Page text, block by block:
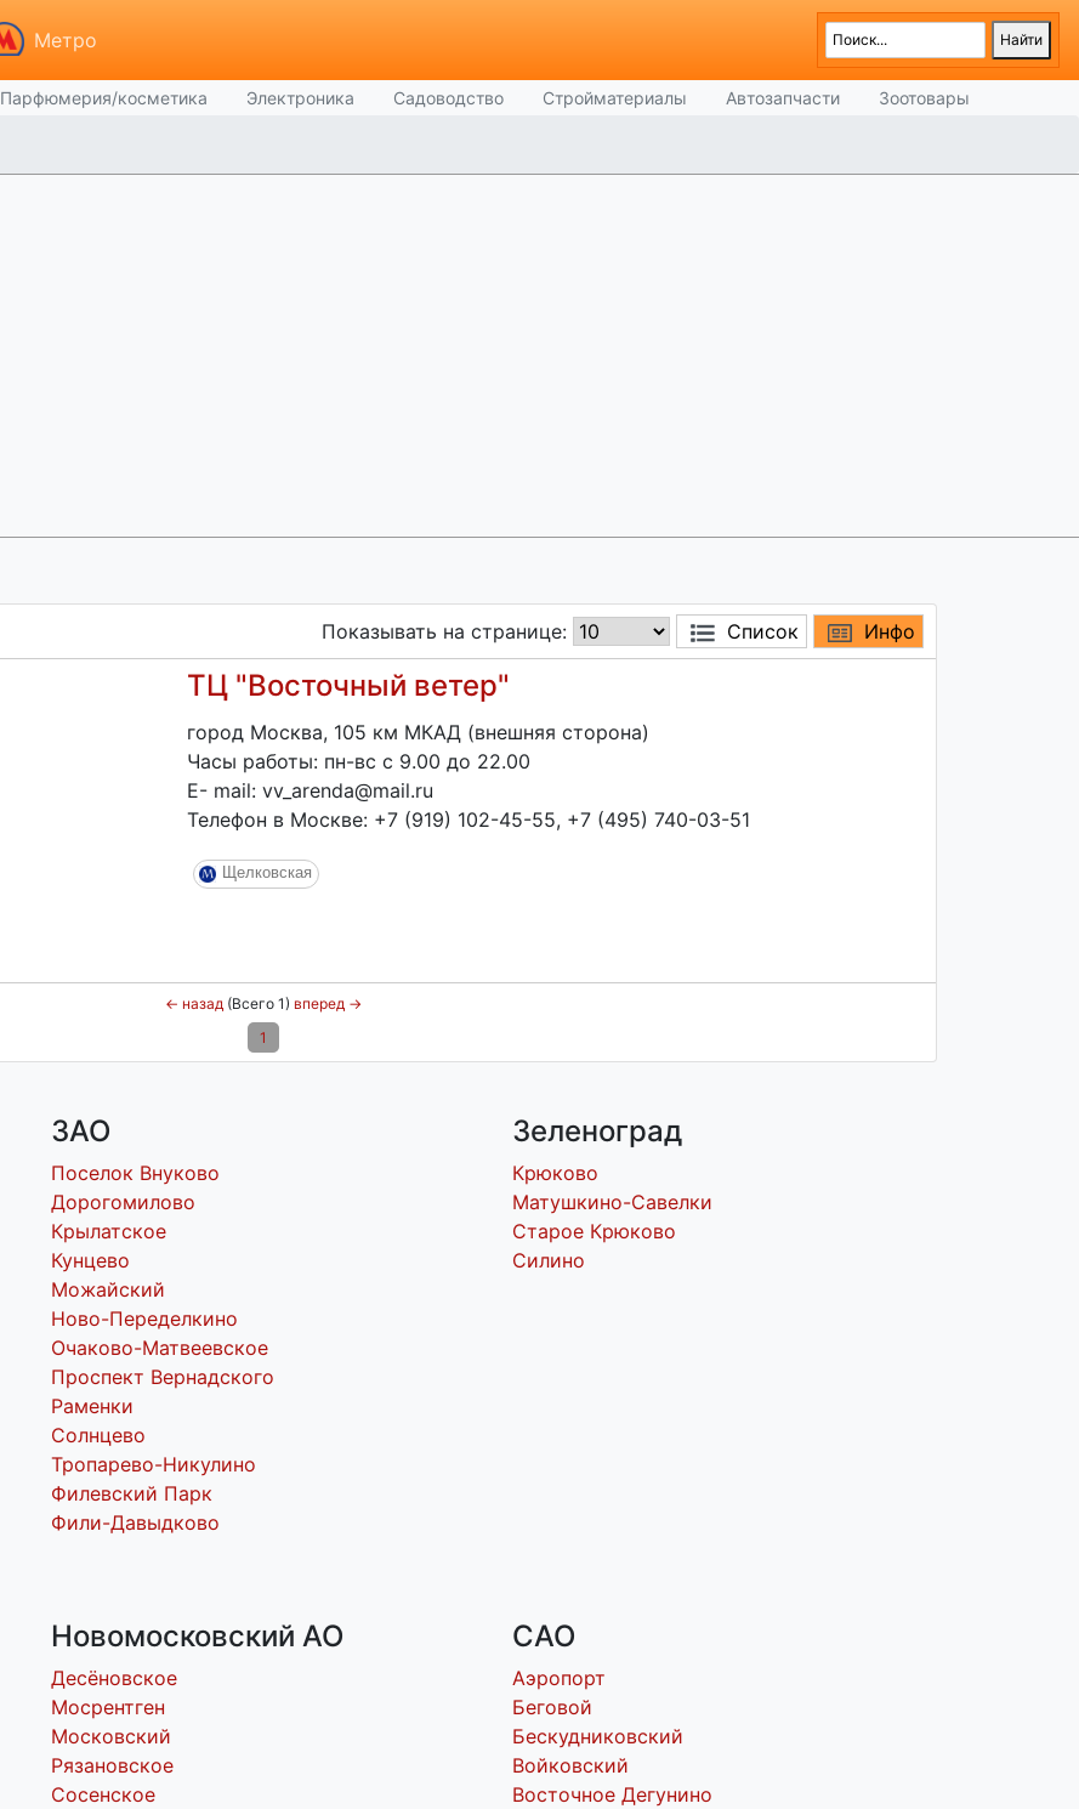
Метро
Парфюмерия/косметика Электроника Садоводство Стройматериалы Автозапчасти Зоотовары
Показывать на странице: Список Инфо
ТЦ "Восточный ветер"
город Москва, 105 км МКАД (внешняя сторона)
Часы работы: пн-вс с 9.00 до 22.00
E- mail: vv_arenda@mail.ru
Телефон в Москве: +7 (919) 102-45-55, +7 (495) 740-03-51
Щелковская
← назад (Всего 1) вперед →
1
ЗАО
Поселок Внуково
Дорогомилово
Крылатское
Кунцево
Можайский
Ново-Переделкино
Очаково-Матвеевское
Проспект Вернадского
Раменки
Солнцево
Тропарево-Никулино
Филевский Парк
Фили-Давыдково
Зеленоград
Крюково
Матушкино-Савелки
Старое Крюково
Силино
Новомосковский АО
Десёновское
Мосрентген
Московский
Рязановское
Сосенское
САО
Аэропорт
Беговой
Бескудниковский
Войковский
Восточное Дегунино